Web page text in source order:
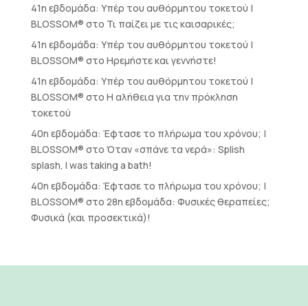
41η εβδομάδα: Υπέρ του αυθόρμητου τοκετού |
BLOSSOM® στο Τι παίζει με τις καισαρικές;
41η εβδομάδα: Υπέρ του αυθόρμητου τοκετού |
BLOSSOM® στο Ηρεμήστε και γεννήστε!
41η εβδομάδα: Υπέρ του αυθόρμητου τοκετού |
BLOSSOM® στο Η αλήθεια για την πρόκληση
τοκετού
40η εβδομάδα: Έφτασε το πλήρωμα του χρόνου; |
BLOSSOM® στο Όταν «σπάνε τα νερά»: Splish
splash, I was taking a bath!
40η εβδομάδα: Έφτασε το πλήρωμα του χρόνου; |
BLOSSOM® στο 28η εβδομάδα: Φυσικές θεραπείες;
Φυσικά (και προσεκτικά)!